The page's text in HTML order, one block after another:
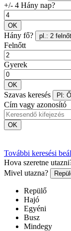
+/- 4 Hány nap?
OK
Hány fő? pl.: 2
Felnőtt
Gyerek
OK
Szavas keresés Pl:
Cím vagy azonosító
OK
További keresési
Hova szeretne
Mivel utazna?
Repülő
Hajó
Egyéni
Busz
Mindegy